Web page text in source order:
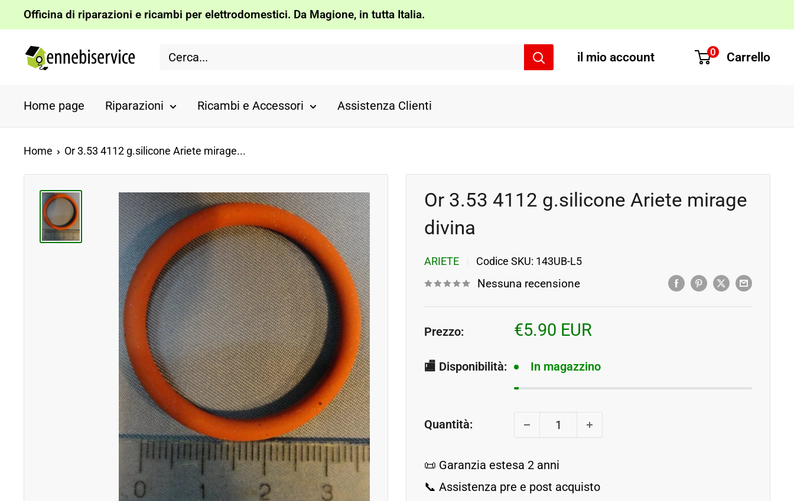
al
contenuto
Officina di riparazioni e ricambi per elettrodomestici. Da Magione, in tutta Italia.
Ennebiservice il mio account 0 Carrello
Home page Riparazioni Ricambi e Accessori Assistenza Clienti
Home Or 3.53 4112 g.silicone Ariete mirage...
Or 3.53 4112 g.silicone Ariete mirage
divina
ARIETE Codice SKU: 143UB-L5
Nessuna recensione
Prezzo:
Prezzo
€5.90 EUR
🏬 Disponibilità: In magazzino
Quantità:
📜 Garanzia estesa 2 anni
📞 Assistenza pre e post acquisto